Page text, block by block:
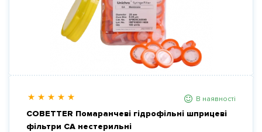
В наявності
COBETTER Помаранчеві гідрофільні шприцеві
фільтри CA нестерильні